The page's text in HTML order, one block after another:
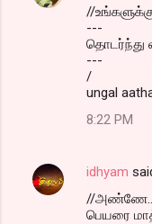
//
---
தொடர்ந்து
---
/
ungal
8:22 PM
idhyam
//அண்ணே..
பெயரை